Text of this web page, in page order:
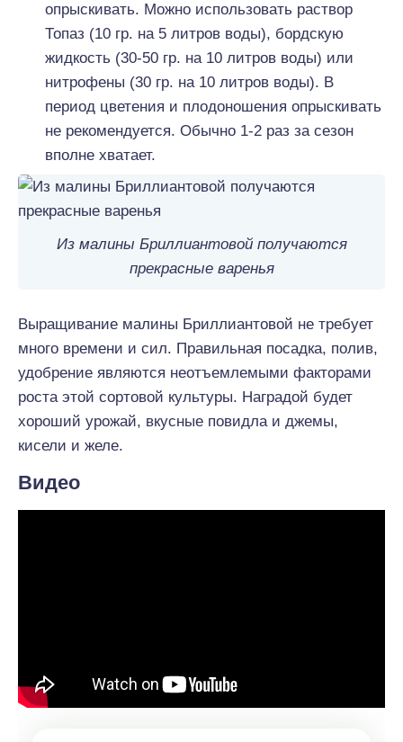
опрыскивать. Можно использовать раствор
Топаз (10 гр. на 5 литров воды), бордскую
жидкость (30-50 гр. на 10 литров воды) или
нитрофены (30 гр. на 10 литров воды). В
период цветения и плодоношения опрыскивать
не рекомендуется. Обычно 1-2 раз за сезон
вполне хватает.
Из малины Бриллиантовой получаются
прекрасные варенья
Выращивание малины Бриллиантовой не требует
много времени и сил. Правильная посадка, полив,
удобрение являются неотъемлемыми факторами
роста этой сортовой культуры. Наградой будет
хороший урожай, вкусные повидла и джемы,
кисели и желе.
Видео